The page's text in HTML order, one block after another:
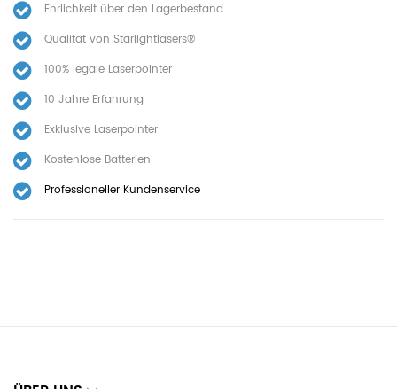
Ehrlichkeit über den Lagerbestand
Qualität von Starlightlasers®
100% legale Laserpointer
10 Jahre Erfahrung
Exklusive Laserpointer
Kostenlose Batterien
Professioneller Kundenservice